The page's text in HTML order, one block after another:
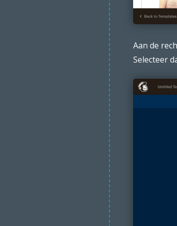
Aan de
Selecteer